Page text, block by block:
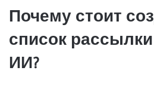
Почему стоит
список
ИИ?